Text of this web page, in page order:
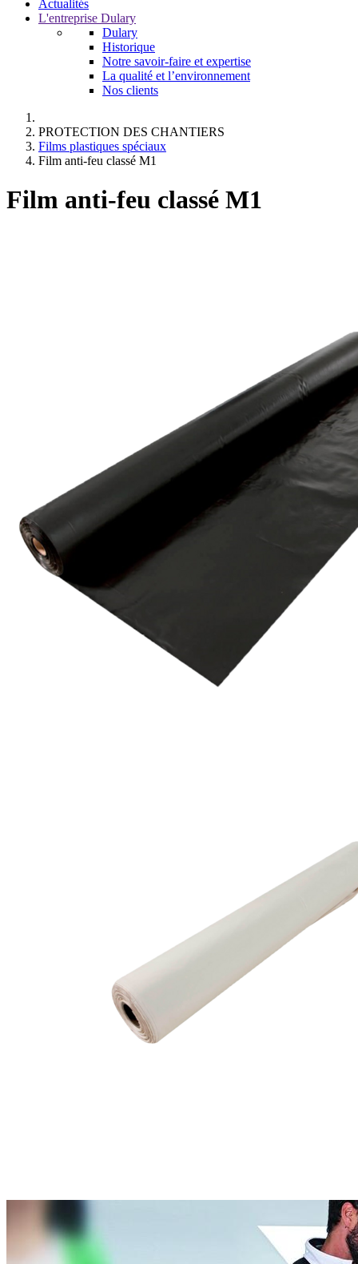
Actualités
L'entreprise Dulary
Dulary
Historique
Notre savoir-faire et expertise
La qualité et l’environnement
Nos clients
PROTECTION DES CHANTIERS
Films plastiques spéciaux
Film anti-feu classé M1
Film anti-feu classé M1